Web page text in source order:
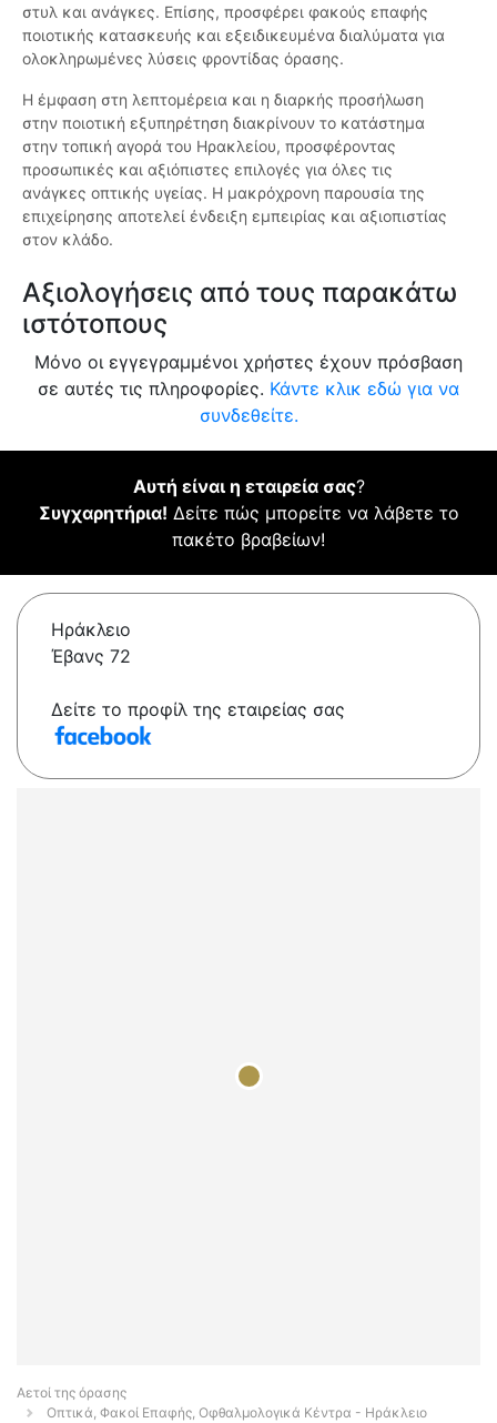
στυλ και ανάγκες. Επίσης, προσφέρει φακούς επαφής
ποιοτικής κατασκευής και εξειδικευμένα διαλύματα για
ολοκληρωμένες λύσεις φροντίδας όρασης.
Η έμφαση στη λεπτομέρεια και η διαρκής προσήλωση
στην ποιοτική εξυπηρέτηση διακρίνουν το κατάστημα
στην τοπική αγορά του Ηρακλείου, προσφέροντας
προσωπικές και αξιόπιστες επιλογές για όλες τις
ανάγκες οπτικής υγείας. Η μακρόχρονη παρουσία της
επιχείρησης αποτελεί ένδειξη εμπειρίας και αξιοπιστίας
στον κλάδο.
Αξιολογήσεις από τους παρακάτω
ιστότοπους
Μόνο οι εγγεγραμμένοι χρήστες έχουν πρόσβαση
σε αυτές τις πληροφορίες. Κάντε κλικ εδώ για να
συνδεθείτε.
Αυτή είναι η εταιρεία σας?
Συγχαρητήρια! Δείτε πώς μπορείτε να λάβετε το
πακέτο βραβείων!
Ηράκλειο
Έβανς 72
Δείτε το προφίλ της εταιρείας σας
Αετοί της όρασης
Οπτικά, Φακοί Επαφής, Οφθαλμολογικά Κέντρα - Ηράκλειο